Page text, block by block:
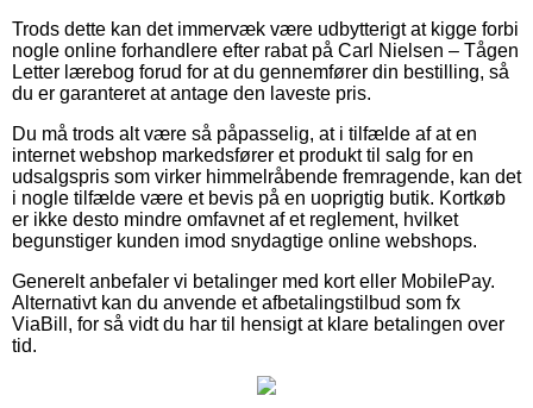
Trods dette kan det immervæk være udbytterigt at kigge forbi
nogle online forhandlere efter rabat på Carl Nielsen – Tågen
Letter lærebog forud for at du gennemfører din bestilling, så
du er garanteret at antage den laveste pris.
Du må trods alt være så påpasselig, at i tilfælde af at en
internet webshop markedsfører et produkt til salg for en
udsalgspris som virker himmelråbende fremragende, kan det
i nogle tilfælde være et bevis på en uoprigtig butik. Kortkøb
er ikke desto mindre omfavnet af et reglement, hvilket
begunstiger kunden imod snydagtige online webshops.
Generelt anbefaler vi betalinger med kort eller MobilePay.
Alternativt kan du anvende et afbetalingstilbud som fx
ViaBill, for så vidt du har til hensigt at klare betalingen over
tid.